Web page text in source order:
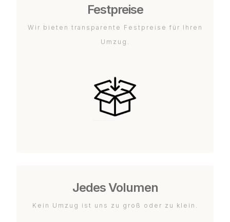
Festpreise
Wir bieten transparente Festpreise für Ihren
Umzug.
Jedes Volumen
Kein Umzug ist uns zu groß oder zu klein.